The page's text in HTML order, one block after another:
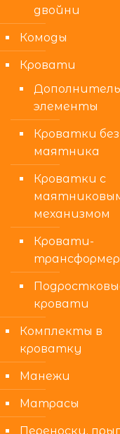
двойни
Комоды
Кровати
элементы
Кроватки без
маятника
Кроватки с
механизмом
Кровати-
кровати
Комплекты в
кроватку
Манежи
Матрасы
Переноски,